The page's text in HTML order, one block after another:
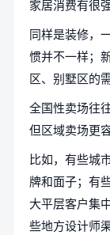
家居消费有很
同样是装修，
惯并不一样；
区、别墅区的
全国性卖场往
但区域卖场更
比如，有些城
牌和面子；有
大平层客户集
些地方设计师